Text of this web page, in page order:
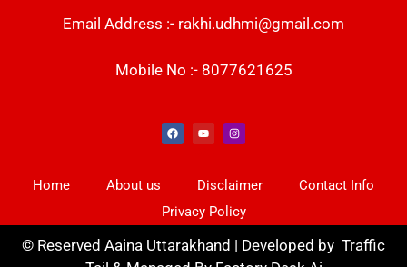
Email Address :- rakhi.udhmi@gmail.com
Mobile No :- 8077621625
Home About us Disclaimer
Contact Info
Privacy Policy
© Reserved Aaina Uttarakhand | Developed by Traffic